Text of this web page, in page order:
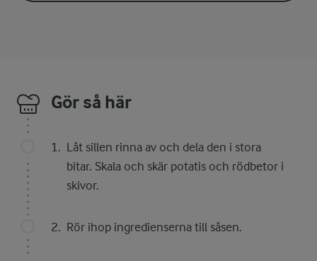
Gör så här
Låt sillen rinna av och dela den i stora
bitar. Skala och skär potatis och rödbetor i
skivor.
Rör ihop ingredienserna till såsen.